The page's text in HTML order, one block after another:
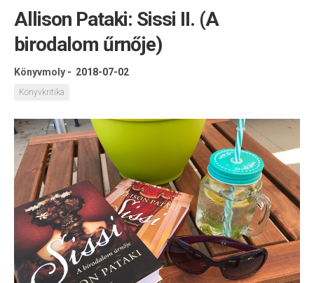
Kapcsolat
Olvasó sarok
Könyveim
Rólam
Allison Pataki: Sissi II. (A
birodalom űrnője)
Könyvmoly - 2018-07-02
Könyvkritika